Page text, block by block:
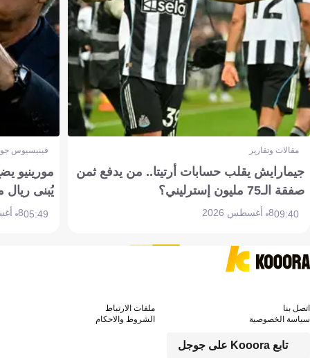
مقالات وتقارير
جيمارايش يقلب حسابات أرتيتا.. من يدفع ثمن
صفقة الـ75 مليون إسترليني؟
09:408 أغسطس 2026
فينيسيوس
مورينيو
يُبنى ريال
05:498 أغسطس 2026
تابع Kooora على جوجل
اتصل بنا
ملفات الارتباط
سياسة الخصوصية
الشروط والاحكام